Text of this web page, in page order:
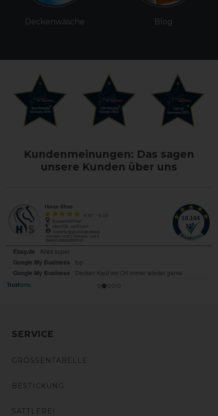
Deckenwäsche Blog
Kundenmeinungen: Das sagen
unsere Kunden über uns
SERVICE
GRÖSSENTABELLE
BESTICKUNG
SATTLEREI